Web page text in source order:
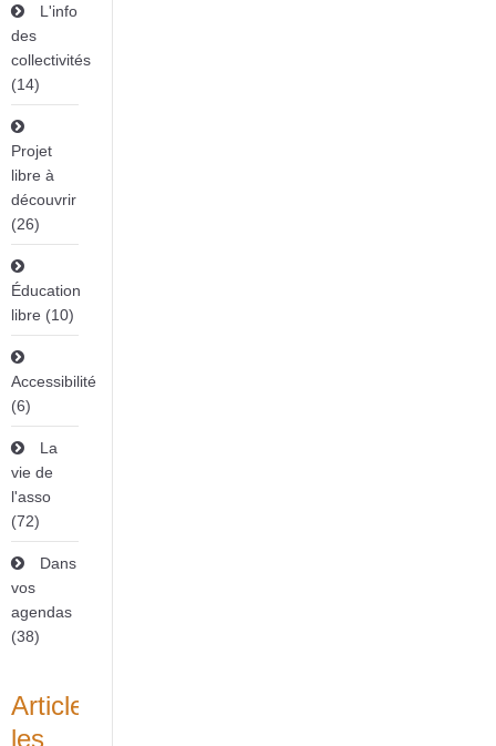
L'info
des
collectivités
(14)
Projet
libre à
découvrir
(26)
Éducation
libre (10)
Accessibilité
(6)
La
vie de
l'asso
(72)
Dans
vos
agendas
(38)
Articles
les